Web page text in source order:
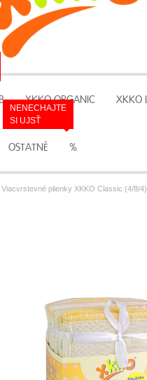
XKKO ORGANIC XKKO
OSTATNÉ %
NENECHAJTE
SI UJSŤ
Viacvrstevné plienky XKKO Classic (4/8/